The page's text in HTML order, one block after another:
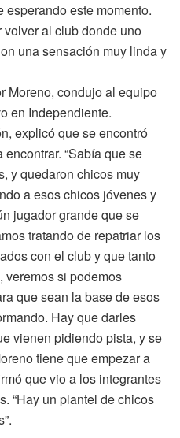
esperando este momento.
al club donde uno
una sensación muy linda y
Moreno, condujo al equipo
en Independiente.
explicó que se encontró
“Sabía que se
y quedaron chicos muy
a esos chicos jóvenes y
jugador grande que se
tratando de repatriar los
con el club y que tanto
veremos si podemos
que sean la base de esos
Hay que darles
vienen pidiendo pista, y se
tiene que empezar a
que vio a los integrantes
“Hay un plantel de chicos